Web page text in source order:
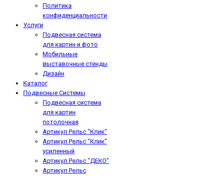
Политика
конфиденциальности
Услуги
Подвесная система
для картин и фото
Мобильные
выставочные стенды
Дизайн
Каталог
Подвесные Системы
Подвесная система
для картин
потолочная
Артикул Рельс "Клик"
Артикул Рельс "Клик"
усиленный
Артикул Рельс "ДЕКО"
Артикул Рельс